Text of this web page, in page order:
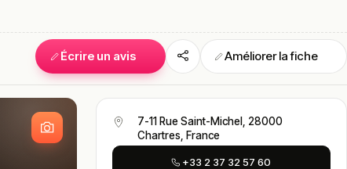
Écrire un avis Améliorer la fiche
7-11 Rue Saint-Michel, 28000
Chartres, France
+33 2 37 32 57 60